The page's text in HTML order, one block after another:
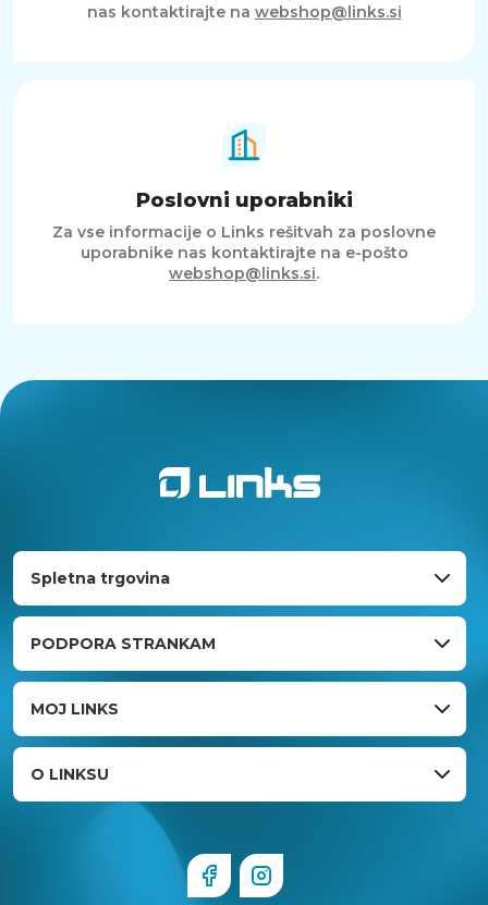
nas kontaktirajte na webshop@links.si
Poslovni uporabniki
Za vse informacije o Links rešitvah za poslovne
uporabnike nas kontaktirajte na e-pošto
webshop@links.si.
Spletna trgovina
PODPORA STRANKAM
MOJ LINKS
O LINKSU